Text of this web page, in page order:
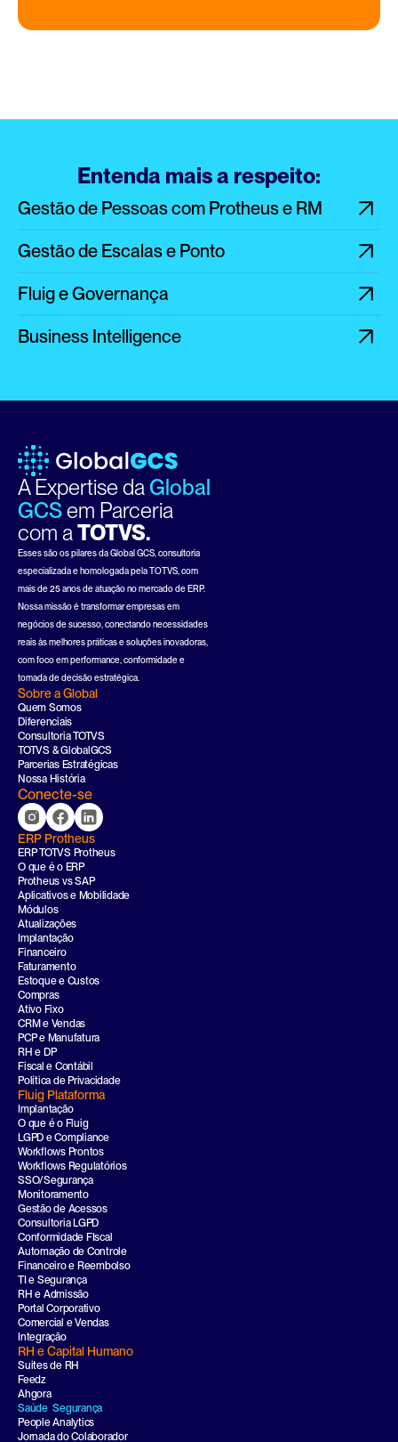
Entenda mais a respeito:
Gestão de Pessoas com Protheus e RM
Gestão de Escalas e Ponto
Fluig e Governança
Business Intelligence
A Expertise da Global
GCSem Parceria
com a TOTVS.
Esses são os pilares da Global GCS, consultoria
especializada e homologada pela TOTVS, com
mais de 25 anos de atuação no mercado de ERP.
Nossa missão é transformar empresas em
negócios de sucesso, conectando necessidades
reais às melhores práticas e soluções inovadoras,
com foco em performance, conformidade e
tomada de decisão estratégica.
Sobre a Global
Quem Somos
Diferenciais
Consultoria TOTVS
TOTVS & GlobalGCS
Parcerias Estratégicas
Nossa História
Conecte-se
ERP Protheus
ERP TOTVS Protheus
O que é o ERP
Protheus vs SAP
Aplicativos e Mobilidade
Módulos
Atualizações
Implantação
Financeiro
Faturamento
Estoque e Custos
Compras
Ativo Fixo
CRM e Vendas
PCP e Manufatura
RH e DP
Fiscal e Contábil
Política de Privacidade
Fluig Plataforma
Implantação
O que é o Fluig
LGPD e Compliance
Workflows Prontos
Workflows Regulatórios
SSO/Segurança
Monitoramento
Gestão de Acessos
Consultoria LGPD
Conformidade FIscal
Automação de Controle
Financeiro e Reembolso
TI e Segurança
RH e Admissão
Portal Corporativo
Comercial e Vendas
Integração
RH e Capital Humano
Suites de RH
Feedz
Ahgora
Saúde  Segurança
People Analytics
Jornada do Colaborador